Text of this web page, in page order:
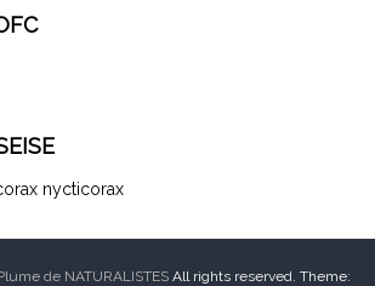
nycticorax
de NATURALISTESAll rights reserved. Theme: